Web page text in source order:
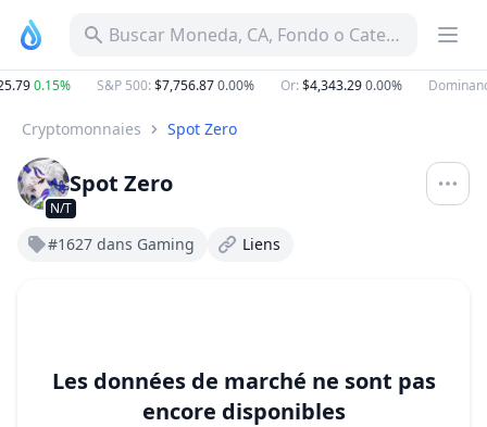
Buscar Moneda, CA, Fondo o Categoría
0.15% S&P 500:$7,756.870.00% Or:$4,343.290.00%
Cryptomonnaies Spot Zero
N/T
Spot Zero
#1627 dans Gaming Liens
Les données de marché ne sont pas
encore disponibles